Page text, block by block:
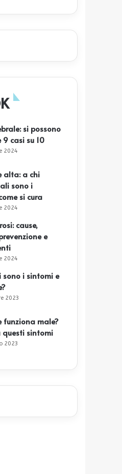
si possono
9 casi su 10
2024
alta: a chi
sono i
si cura
2024
cause,
e
2024
sono i sintomi e
2023
funziona male?
questi sintomi
2023